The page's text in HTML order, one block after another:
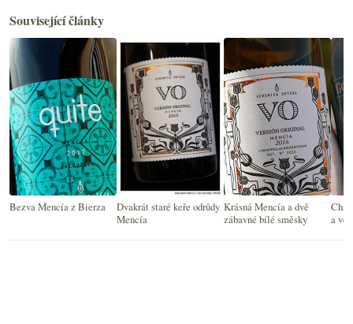
Související články
Bezva Mencía z Bierza
Dvakrát staré keře odrůdy
Mencía
Krásná Mencía a dvě
zábavné bílé směsky
a